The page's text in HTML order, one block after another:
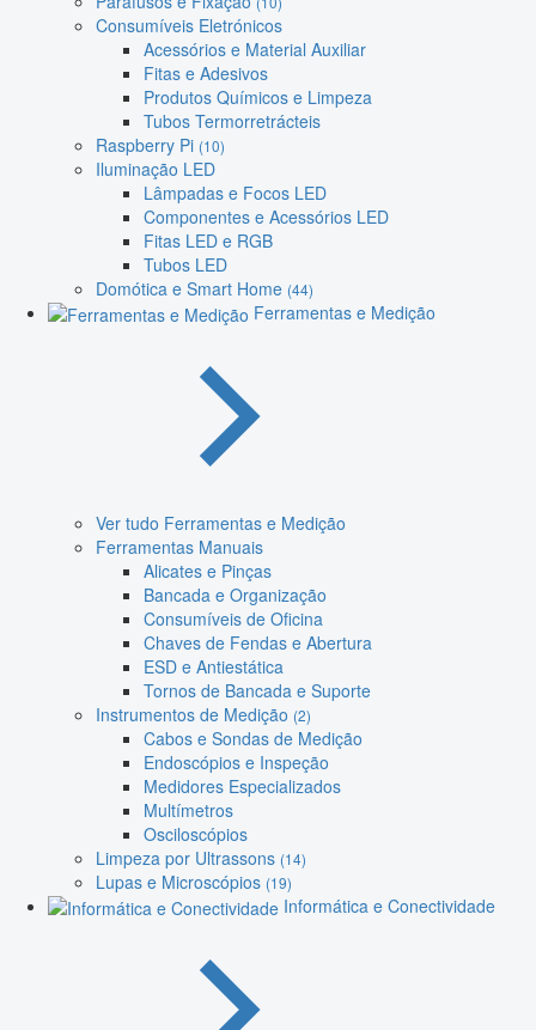
Consumíveis Eletrónicos
Acessórios e Material Auxiliar
Fitas e Adesivos
Produtos Químicos e Limpeza
Tubos Termorretrácteis
Raspberry Pi (10)
Iluminação LED
Lâmpadas e Focos LED
Componentes e Acessórios LED
Fitas LED e RGB
Tubos LED
Domótica e Smart Home (44)
Ferramentas e Medição
Ver tudo Ferramentas e Medição
Ferramentas Manuais
Alicates e Pinças
Bancada e Organização
Consumíveis de Oficina
Chaves de Fendas e Abertura
ESD e Antiestática
Tornos de Bancada e Suporte
Instrumentos de Medição (2)
Cabos e Sondas de Medição
Endoscópios e Inspeção
Medidores Especializados
Multímetros
Osciloscópios
Limpeza por Ultrassons (14)
Lupas e Microscópios (19)
Informática e Conectividade